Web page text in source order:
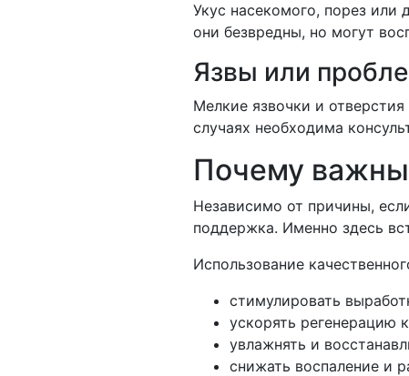
Укус насекомого, порез
они безвредны, но могут
Язвы или
Мелкие язвочки и
случаях необходима
Почему
Независимо от причины,
поддержка. Именно здесь
Использование
стимулировать
ускорять регенерацию
увлажнять и
снижать воспаление и